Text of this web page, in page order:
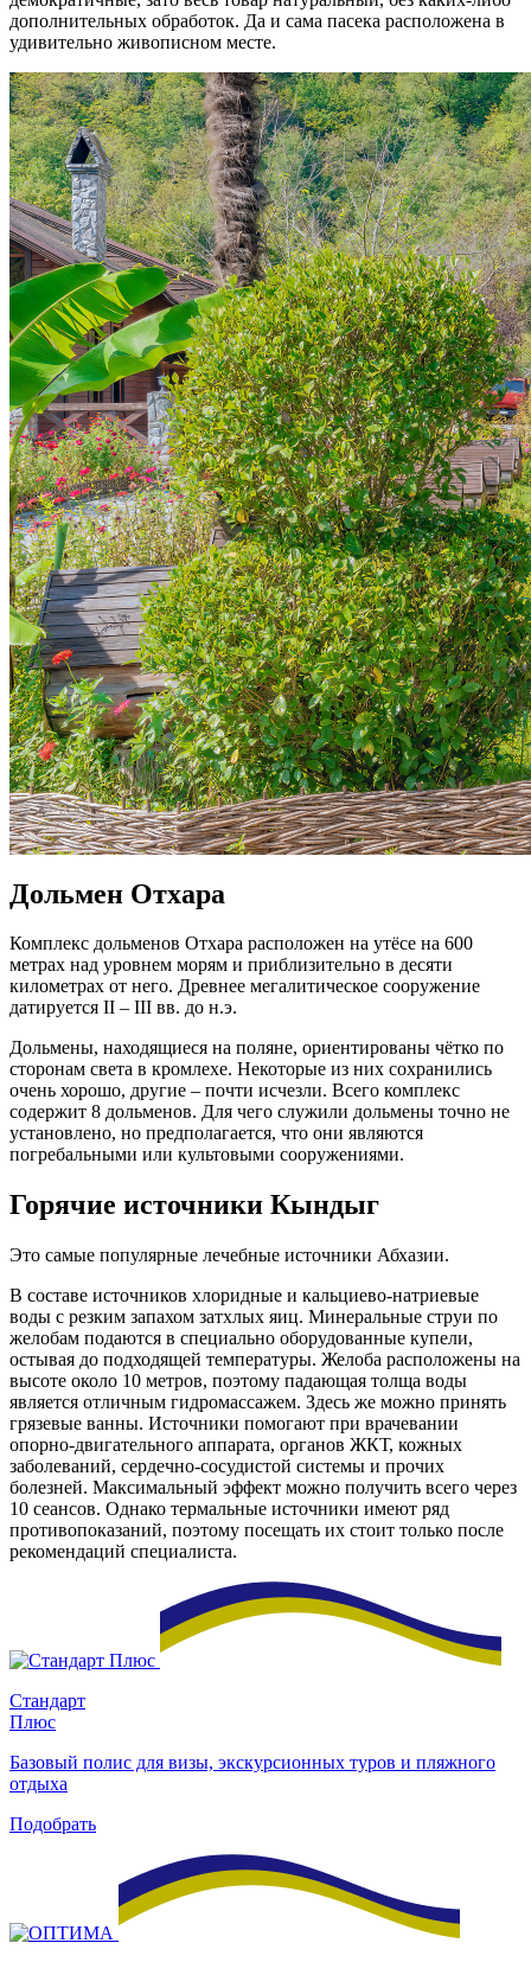
дополнительных обработок. Да и сама пасека расположена в
удивительно живописном месте.
Дольмен Отхара
Комплекс дольменов Отхара расположен на утёсе на 600
метрах над уровнем морям и приблизительно в десяти
километрах от него. Древнее мегалитическое сооружение
датируется II – III вв. до н.э.
Дольмены, находящиеся на поляне, ориентированы чётко по
сторонам света в кромлехе. Некоторые из них сохранились
очень хорошо, другие – почти исчезли. Всего комплекс
содержит 8 дольменов. Для чего служили дольмены точно не
установлено, но предполагается, что они являются
погребальными или культовыми сооружениями.
Горячие источники Кындыг
Это самые популярные лечебные источники Абхазии.
В составе источников хлоридные и кальциево-натриевые
воды с резким запахом затхлых яиц. Минеральные струи по
желобам подаются в специально оборудованные купели,
остывая до подходящей температуры. Желоба расположены на
высоте около 10 метров, поэтому падающая толща воды
является отличным гидромассажем. Здесь же можно принять
грязевые ванны. Источники помогают при врачевании
опорно-двигательного аппарата, органов ЖКТ, кожных
заболеваний, сердечно-сосудистой системы и прочих
болезней. Максимальный эффект можно получить всего через
10 сеансов. Однако термальные источники имеют ряд
противопоказаний, поэтому посещать их стоит только после
рекомендаций специалиста.
Стандарт
Плюс
Базовый полис для визы, экскурсионных туров и пляжного
отдыха
Подобрать